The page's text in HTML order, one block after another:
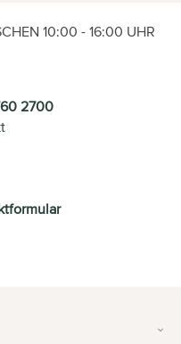
10:00 - 16:00 UHR
2700